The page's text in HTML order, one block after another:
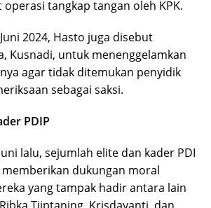
tangkap tangan oleh KPK.
2024, Hasto juga disebut
Kusnadi, untuk menenggelamkan
agar tidak ditemukan penyidik
sebagai saksi.
PDIP
lalu, sejumlah elite dan kader PDI
dukungan moral
yang tampak hadir antara lain